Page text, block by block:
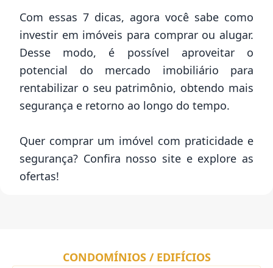
Com essas 7 dicas, agora você sabe como
investir em imóveis para comprar ou alugar.
Desse modo, é possível aproveitar o
potencial do mercado imobiliário para
rentabilizar o seu patrimônio, obtendo mais
segurança e retorno ao longo do tempo.
Quer comprar um imóvel com praticidade e
segurança? Confira nosso site e explore as
ofertas!
CONDOMÍNIOS / EDIFÍCIOS